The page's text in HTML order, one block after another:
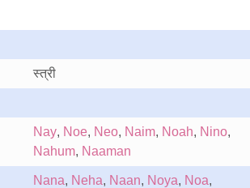
स्त्री
Nay, Noe, Neo, Naim, Noah, Nino,
Nahum, Naaman
Nana, Neha, Naan, Noya, Noa,